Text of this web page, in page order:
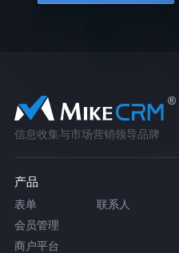
信息收集与市场营销领导品牌
产品
表单 联系人
会员管理
商户平台